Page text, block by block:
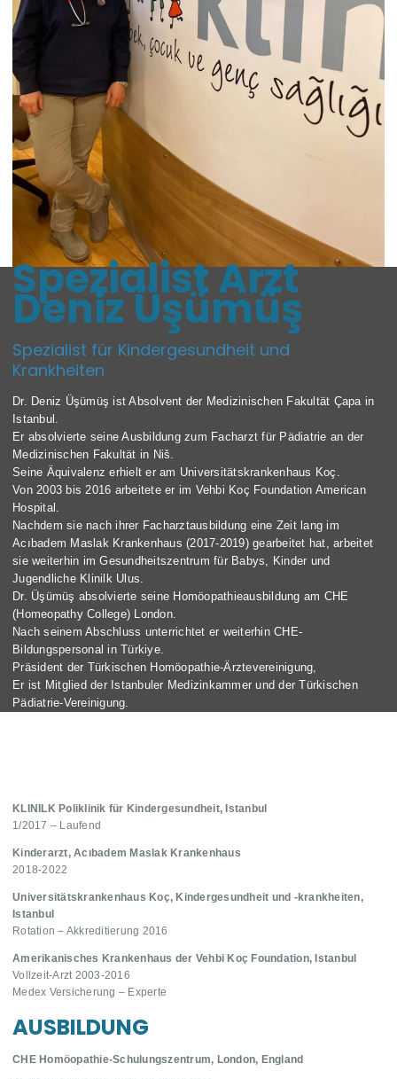
Spezialist Arzt
Deniz Üşümüş
Spezialist für Kindergesundheit und
Krankheiten
Dr. Deniz Üşümüş ist Absolvent der Medizinischen Fakultät Çapa in
Istanbul.
Er absolvierte seine Ausbildung zum Facharzt für Pädiatrie an der
Medizinischen Fakultät in Niš.
Seine Äquivalenz erhielt er am Universitätskrankenhaus Koç.
Von 2003 bis 2016 arbeitete er im Vehbi Koç Foundation American
Hospital.
Nachdem sie nach ihrer Facharztausbildung eine Zeit lang im
Acıbadem Maslak Krankenhaus (2017-2019) gearbeitet hat, arbeitet
sie weiterhin im Gesundheitszentrum für Babys, Kinder und
Jugendliche Klinilk Ulus.
Dr. Üşümüş absolvierte seine Homöopathieausbildung am CHE
(Homeopathy College) London.
Nach seinem Abschluss unterrichtet er weiterhin CHE-
Bildungspersonal in Türkiye.
Präsident der Türkischen Homöopathie-Ärztevereinigung,
Er ist Mitglied der Istanbuler Medizinkammer und der Türkischen
Pädiatrie-Vereinigung.
KLINILK Poliklinik für Kindergesundheit, Istanbul
1/2017 – Laufend
Kinderarzt, Acıbadem Maslak Krankenhaus
2018-2022
Universitätskrankenhaus Koç, Kindergesundheit und -krankheiten,
Istanbul
Rotation – Akkreditierung 2016
Amerikanisches Krankenhaus der Vehbi Koç Foundation, Istanbul
Vollzeit-Arzt 2003-2016
Medex Versicherung – Experte
AUSBILDUNG
CHE Homöopathie-Schulungszentrum, London, England